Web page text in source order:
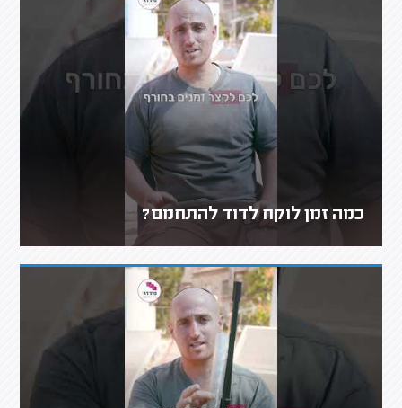
כמה זמן לוקח לדוד להתחמם?